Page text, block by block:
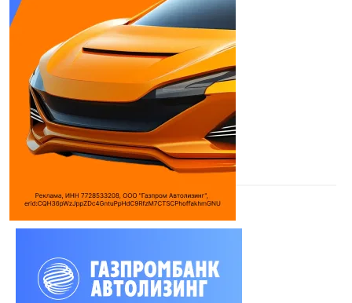
Молоковозы, пищевые цистерны
Количество цилиндров:6
Объем двигателя:11967 см³
Макс. мощность:428 л.с.
Макс. крутящий момент:2100/1100 Н*м
(кг*м) ...
Используемое топливо:Дизель
Дилеры
ФЕНИКС